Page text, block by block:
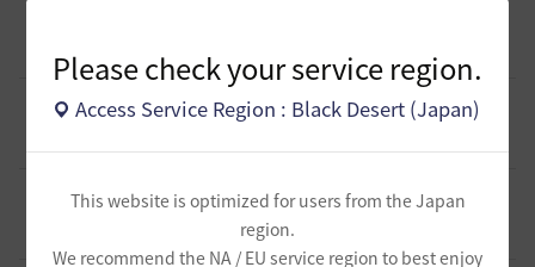
Please check your service region.
Access Service Region : Black Desert (Japan)
This website is optimized for users from the Japan
region.
We recommend the NA / EU service region to best enjoy
たりほー-日本 5 時間前
【夢の結びめ】ワイワイ楽しめるメンバー募集中！🩷🧡💛💚
💙🩵💜
0 55 花ノひろみん 5 時間前
【クラバート】初心者、復帰、ベテラン、移籍、チャットが
苦手な方も歓迎致します
xマキナx-日本